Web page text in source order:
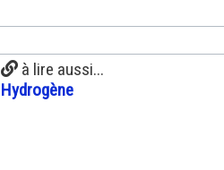
à lire aussi...
Hydrogène